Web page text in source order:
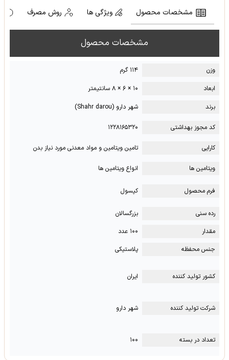
مشخصات محصول ویژگی ها روش مصرف
مشخصات محصول
وزن
۱۱۴ گرم
ابعاد
۱۰ × ۶ × ۸ سانتیمتر
برند
شهر دارو (Shahr darou)
کد مجوز بهداشتی ۱۲۲۸۱۶۵۳۲۰
کارایی تامین ویتامین و مواد معدنی مورد نیاز بدن
ویتامین ها انواع ویتامین ها
فرم محصول کپسول
رده سنی
بزرگسالان
مقدار
۱۰۰ عدد
جنس محفظه
پلاستیکی
کشور تولید کننده ایران
شرکت تولید کننده شهر دارو
تعداد در بسته ۱۰۰